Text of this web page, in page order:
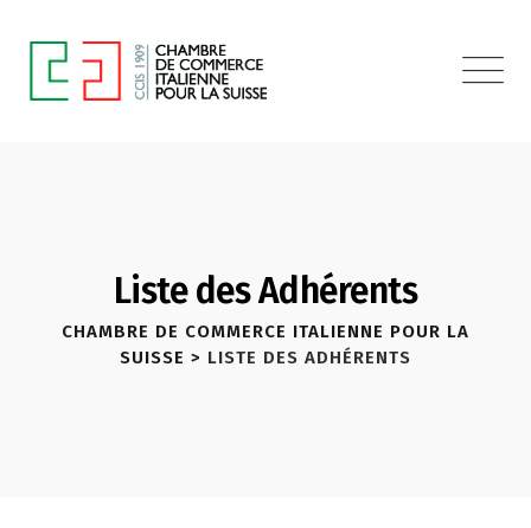
Liste des Adhérents
CHAMBRE DE COMMERCE ITALIENNE POUR LA
SUISSE > LISTE DES ADHÉRENTS